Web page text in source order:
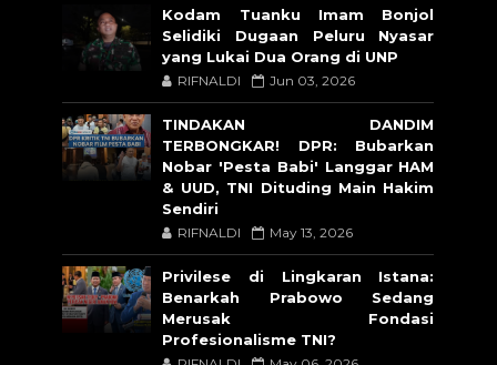
Kodam Tuanku Imam Bonjol
Selidiki Dugaan Peluru Nyasar
yang Lukai Dua Orang di UNP
RIFNALDI Jun 03, 2026
TINDAKAN DANDIM
TERBONGKAR! DPR: Bubarkan
Nobar 'Pesta Babi' Langgar HAM
& UUD, TNI Dituding Main Hakim
Sendiri
RIFNALDI May 13, 2026
Privilese di Lingkaran Istana:
Benarkah Prabowo Sedang
Merusak Fondasi
Profesionalisme TNI?